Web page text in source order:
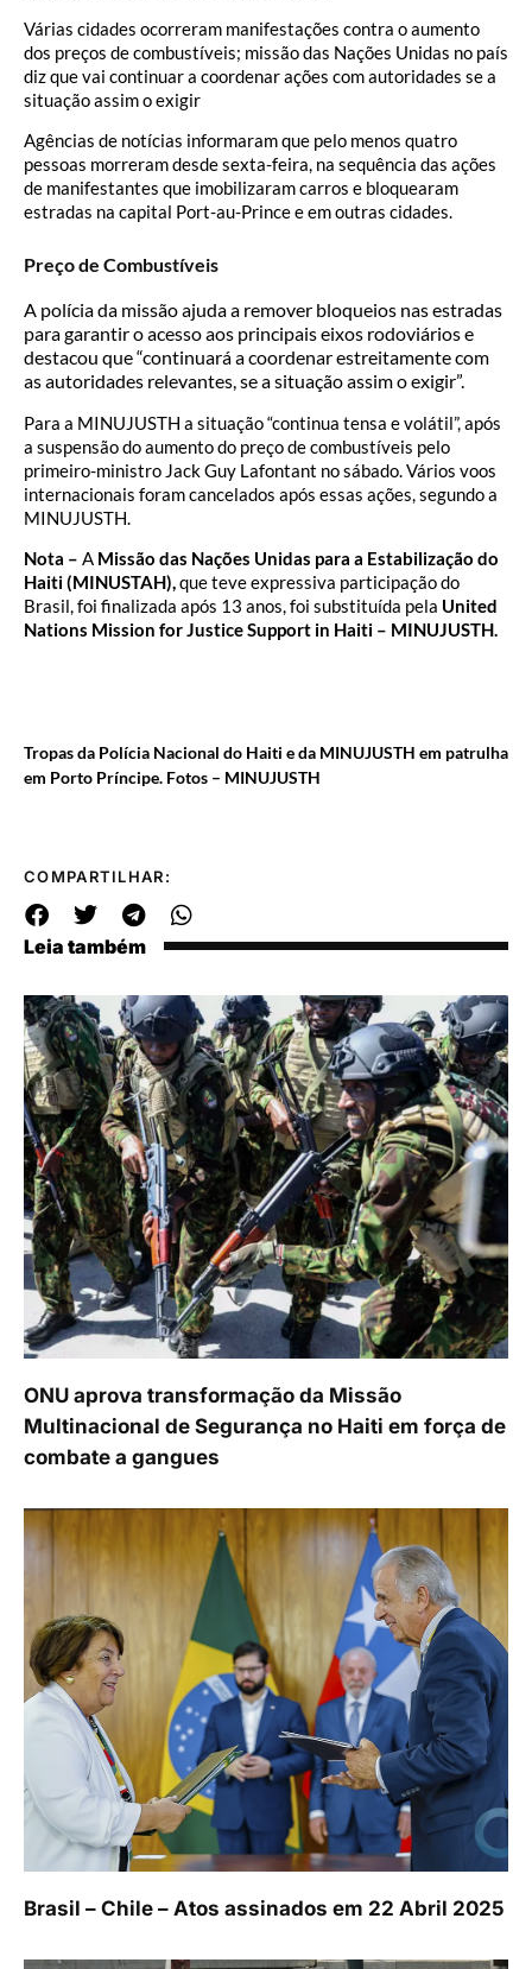
Várias cidades ocorreram manifestações contra o aumento
dos preços de combustíveis; missão das Nações Unidas no país
diz que vai continuar a coordenar ações com autoridades se a
situação assim o exigir
Agências de notícias informaram que pelo menos quatro
pessoas morreram desde sexta-feira, na sequência das ações
de manifestantes que imobilizaram carros e bloquearam
estradas na capital Port-au-Prince e em outras cidades.
Preço de Combustíveis
A polícia da missão ajuda a remover bloqueios nas estradas
para garantir o acesso aos principais eixos rodoviários e
destacou que “continuará a coordenar estreitamente com
as autoridades relevantes, se a situação assim o exigir”.
Para a MINUJUSTH a situação “continua tensa e volátil”, após
a suspensão do aumento do preço de combustíveis pelo
primeiro-ministro Jack Guy Lafontant no sábado. Vários voos
internacionais foram cancelados após essas ações, segundo a
MINUJUSTH.
Nota – A Missão das Nações Unidas para a Estabilização do
Haiti (MINUSTAH),que teve expressiva participação do
Brasil, foi finalizada após 13 anos, foi substituída pela United
Nations Mission for Justice Support in Haiti – MINUJUSTH.
Tropas da Polícia Nacional do Haiti e da MINUJUSTH em patrulha
em Porto Príncipe. Fotos – MINUJUSTH
COMPARTILHAR:
Leia também
ONU aprova transformação da Missão
Multinacional de Segurança no Haiti em força de
combate a gangues
Brasil – Chile – Atos assinados em 22 Abril 2025